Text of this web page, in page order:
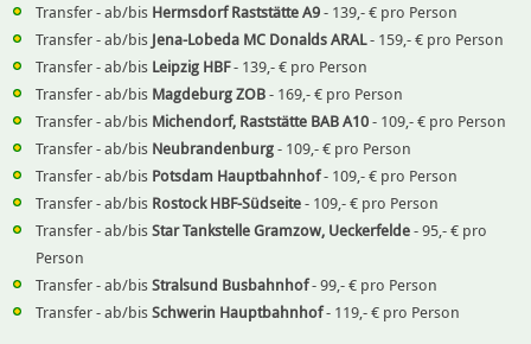
Transfer - ab/bis Hermsdorf Raststätte A9- 139,- € pro Person
Transfer - ab/bis Jena-Lobeda MC Donalds ARAL- 159,- € pro Person
Transfer - ab/bis Leipzig HBF- 139,- € pro Person
Transfer - ab/bis Magdeburg ZOB- 169,- € pro Person
Transfer - ab/bis Michendorf, Raststätte BAB A10- 109,- € pro Person
Transfer - ab/bis Neubrandenburg- 109,- € pro Person
Transfer - ab/bis Potsdam Hauptbahnhof- 109,- € pro Person
Transfer - ab/bis Rostock HBF-Südseite- 109,- € pro Person
Transfer - ab/bisStar Tankstelle Gramzow, Ueckerfelde- 95,- € pro
Person
Transfer - ab/bisStralsund Busbahnhof- 99,- € pro Person
Transfer - ab/bisSchwerin Hauptbahnhof- 119,- € pro Person